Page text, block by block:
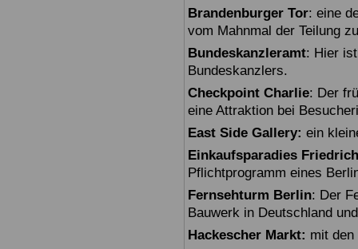
Brandenburger Tor: eine
vom Mahnmal der Teilung
Bundeskanzleramt: Hier
Bundeskanzlers.
Checkpoint Charlie: Der
eine Attraktion bei
East Side Gallery: ein
Einkaufsparadies
Pflichtprogramm eines
Fernsehturm Berlin: Der
Bauwerk in Deutschland
Hackescher Markt: mit